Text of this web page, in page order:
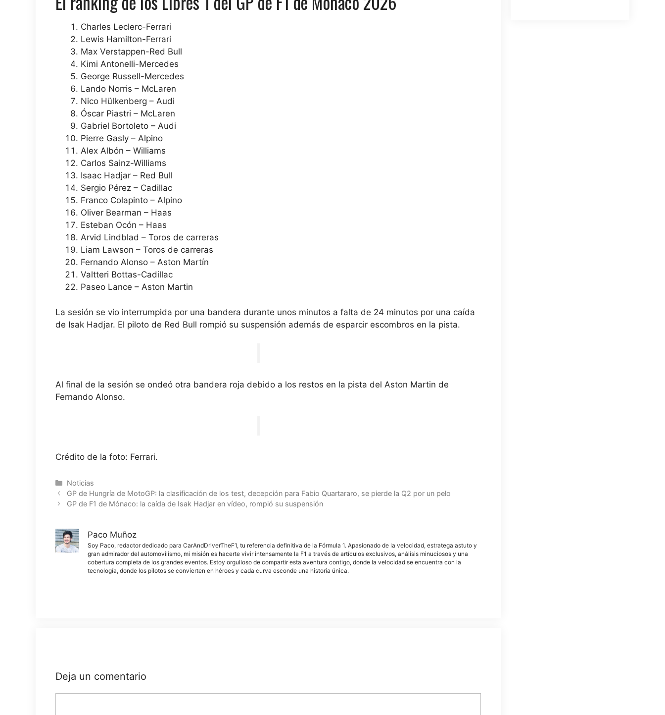
Charles Leclerc-Ferrari
Lewis Hamilton-Ferrari
Max Verstappen-Red Bull
Kimi Antonelli-Mercedes
George Russell-Mercedes
Lando Norris – McLaren
Nico Hülkenberg – Audi
Óscar Piastri – McLaren
Gabriel Bortoleto – Audi
Pierre Gasly – Alpino
Alex Albón – Williams
Carlos Sainz-Williams
Isaac Hadjar – Red Bull
Sergio Pérez – Cadillac
Franco Colapinto – Alpino
Oliver Bearman – Haas
Esteban Ocón – Haas
Arvid Lindblad – Toros de carreras
Liam Lawson – Toros de carreras
Fernando Alonso – Aston Martín
Valtteri Bottas-Cadillac
Paseo Lance – Aston Martin
La sesión se vio interrumpida por una bandera durante unos minutos a falta de 24 minutos por una caída
de Isak Hadjar. El piloto de Red Bull rompió su suspensión además de esparcir escombros en la pista.
Al final de la sesión se ondeó otra bandera roja debido a los restos en la pista del Aston Martin de
Fernando Alonso.
Crédito de la foto: Ferrari.
Categorías
Noticias
GP de Hungría de MotoGP: la clasificación de los test, decepción para Fabio Quartararo, se pierde la Q2 por un pelo
GP de F1 de Mónaco: la caída de Isak Hadjar en vídeo, rompió su suspensión
Paco Muñoz
Soy Paco, redactor dedicado para CarAndDriverTheF1, tu referencia definitiva de la Fórmula 1. Apasionado de la velocidad, estratega astuto y
gran admirador del automovilismo, mi misión es hacerte vivir intensamente la F1 a través de artículos exclusivos, análisis minuciosos y una
cobertura completa de los grandes eventos. Estoy orgulloso de compartir esta aventura contigo, donde la velocidad se encuentra con la
tecnología, donde los pilotos se convierten en héroes y cada curva esconde una historia única.
Deja un comentario